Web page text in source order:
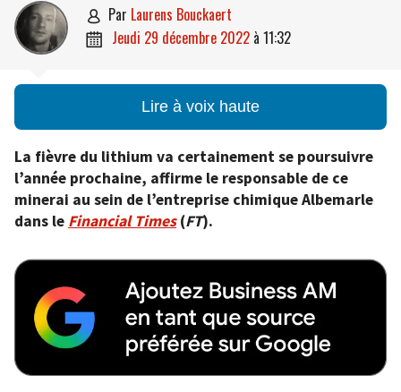
 par Laurens Bouckaert
 jeudi 29 décembre 2022 à 11:32
Lire à voix haute
La fièvre du lithium va certainement se poursuivre
l’année prochaine, affirme le responsable de ce
minerai au sein de l’entreprise chimique Albemarle
dans le Financial Times(FT).